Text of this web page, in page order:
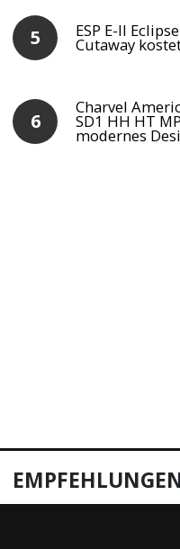
ESP E-II
Cutaway
Charvel
SD1 HH HT
modernes